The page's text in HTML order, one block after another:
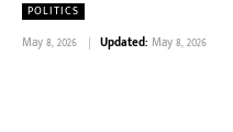
POLITICS
May 8, 2026 Updated: May 8, 2026